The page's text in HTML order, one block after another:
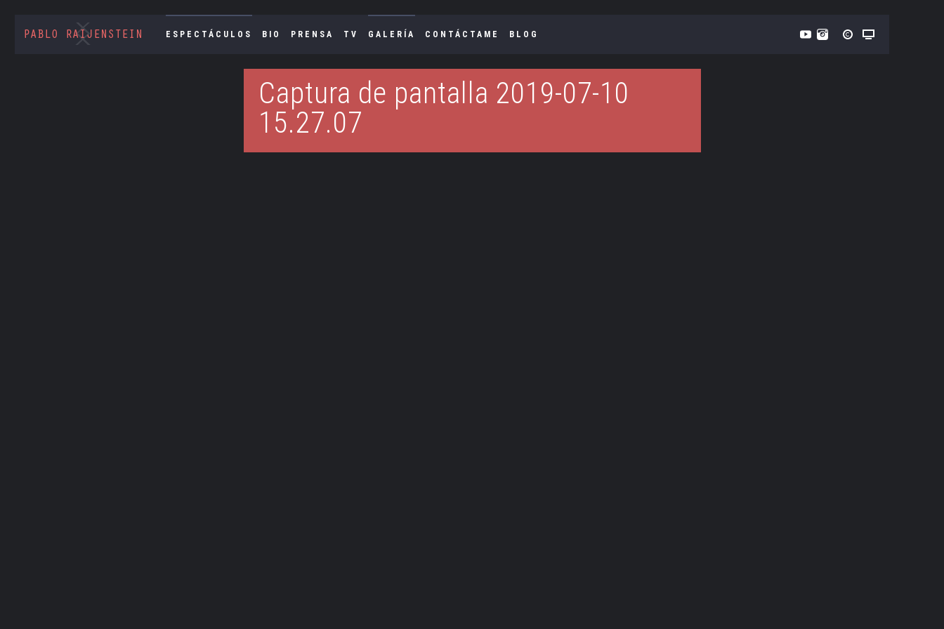
ESPECTÁCULOS BIO PRENSA TV GALERÍA CONTÁCTAME BLOG
Captura de pantalla 2019-07-10
15.27.07